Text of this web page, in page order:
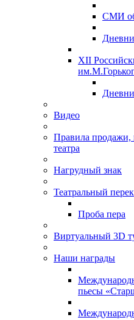
СМИ
XII
Видео
Правила продажи,
театра
Нагрудный знак
Театральный
Проба пера
Виртуальный 3D
Наши награды
пьесы